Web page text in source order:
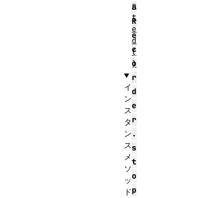
a
R
e
c
o
r
d
e
r
.
s
t
o
p
r
t
e
d
(
)
イ
ン
ス
タ
ン
ス
メ
ソ
ッ
ド